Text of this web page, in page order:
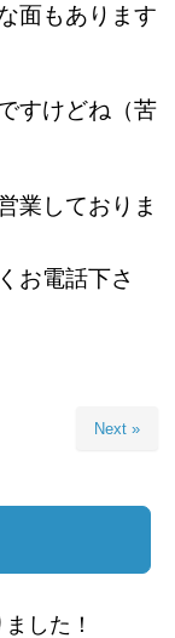
面もあります
すけどね（苦
業しておりま
お電話下さ
Next »
した！